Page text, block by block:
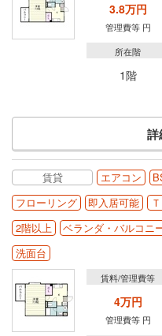
3.8万円
管理費等 円
所在階
1階
詳
賃貸 エアコン
フローリング
即入居可能
2階以上
ベランダ・バルコニ
洗面台
賃料/管理費等
4万円
管理費等 円